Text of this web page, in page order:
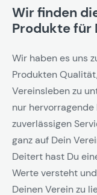
Wir finden
Produkte für
Wir haben es uns
Produkten
Vereinsleben zu
nur
zuverlässigen
ganz auf Dein
Deitert hast Du
Werte versteht
Deinen Verein zu